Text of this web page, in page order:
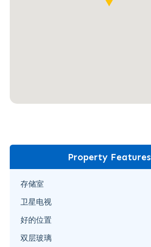
Property Features
存储室
卫星电视
好的位置
双层玻璃